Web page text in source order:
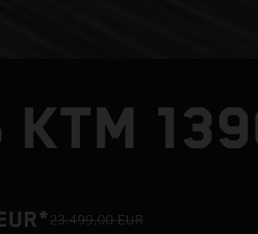
23.499,00 EUR